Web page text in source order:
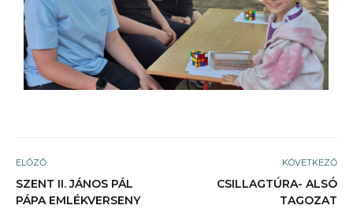
ELŐZŐ
SZENT II. JÁNOS PÁL
PÁPA EMLÉKVERSENY
KÖVETKEZŐ
CSILLAGTÚRA- ALSÓ
TAGOZAT